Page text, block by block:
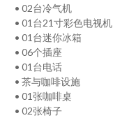
• 02台冷气机
• 01台21寸彩色电视机
• 01台迷你冰箱
• 06个插座
• 01台电话
• 茶与咖啡设施
• 01张咖啡桌
• 02张椅子